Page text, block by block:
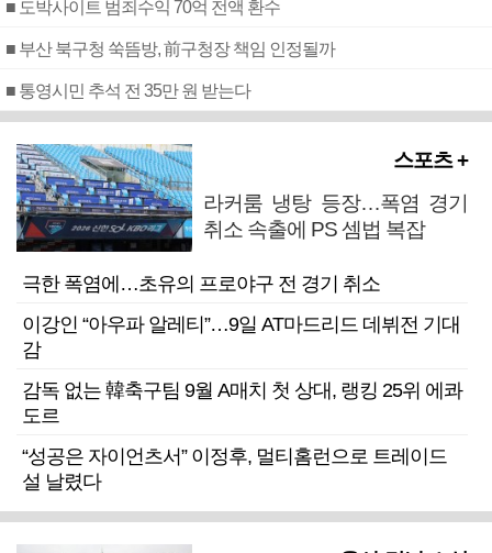
■ 도박사이트 범죄수익 70억 전액 환수
■ 부산 북구청 쑥뜸방, 前구청장 책임 인정될까
■ 통영시민 추석 전 35만 원 받는다
스포츠 +
라커룸 냉탕 등장…폭염 경기
취소 속출에 PS 셈법 복잡
극한 폭염에…초유의 프로야구 전 경기 취소
이강인 “아우파 알레티”…9일 AT마드리드 데뷔전 기대
감
감독 없는 韓축구팀 9월 A매치 첫 상대, 랭킹 25위 에콰
도르
“성공은 자이언츠서” 이정후, 멀티홈런으로 트레이드
설 날렸다